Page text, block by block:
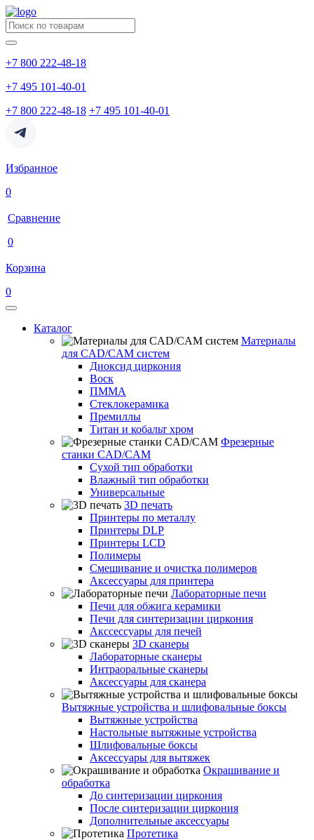
+7 800 222-48-18
+7 495 101-40-01
+7 800 222-48-18 +7 495 101-40-01
Избранное
0
Сравнение
0
Корзина
0
Каталог
Материалы
для CAD/CAM систем
Диоксид циркония
Воск
ПММА
Стеклокерамика
Премиллы
Титан и кобальт хром
Фрезерные
станки CAD/CAM
Сухой тип обработки
Влажный тип обработки
Универсальные
3D печать
Принтеры по металлу
Принтеры DLP
Принтеры LCD
Полимеры
Смешивание и очистка полимеров
Аксессуары для принтера
Лабораторные печи
Печи для обжига керамики
Печи для синтеризации циркония
Акссессуары для печей
3D сканеры
Лабораторные сканеры
Интраоральные сканеры
Аксессуары для сканера
Вытяжные устройства и шлифовальные боксы
Вытяжные устройства
Настольные вытяжные устройства
Шлифовальные боксы
Аксессуары для вытяжек
Окрашивание и
обработка
До синтеризации циркония
После синтеризации циркония
Дополнительные аксессуары
Протетика